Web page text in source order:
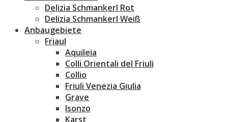
Delizia Schmankerl Rot
Delizia Schmankerl Weiß
Anbaugebiete
Friaul
Aquileia
Colli Orientali del Friuli
Collio
Friuli Venezia Giulia
Grave
Isonzo
Karst